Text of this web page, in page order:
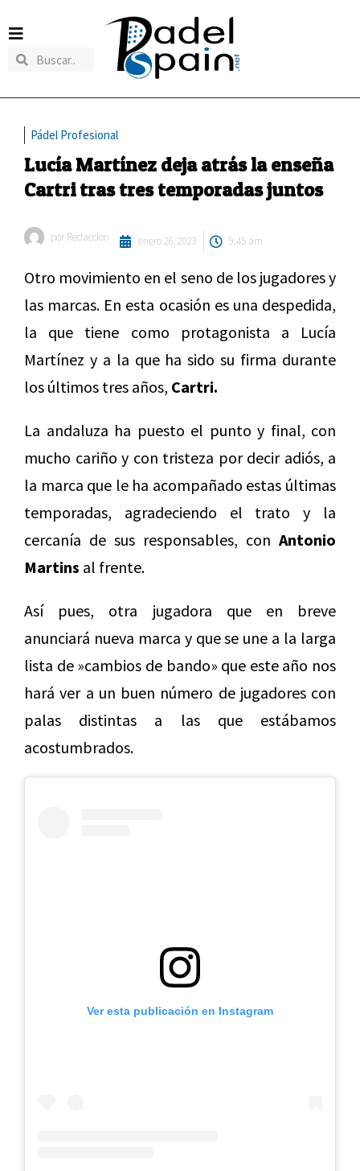
Pádel Profesional
Lucía Martínez deja atrás la enseña
Cartri tras tres temporadas juntos
por Redaccion enero 26, 2023 9:45 am
Otro movimiento en el seno de los jugadores y
las marcas. En esta ocasión es una despedida,
la que tiene como protagonista a Lucía
Martínez y a la que ha sido su firma durante
los últimos tres años, Cartri.
La andaluza ha puesto el punto y final, con
mucho cariño y con tristeza por decir adiós, a
la marca que le ha acompañado estas últimas
temporadas, agradeciendo el trato y la
cercanía de sus responsables, con Antonio
Martins al frente.
Así pues, otra jugadora que en breve
anunciará nueva marca y que se une a la larga
lista de »cambios de bando» que este año nos
hará ver a un buen número de jugadores con
palas distintas a las que estábamos
acostumbrados.
Ver esta publicación en Instagram